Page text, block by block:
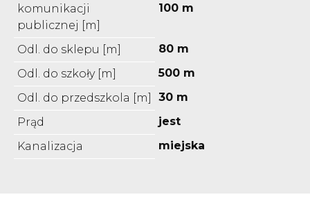
komunikacji
publicznej [m]
100 m
Odl. do sklepu [m]
80 m
Odl. do szkoły [m]
500 m
Odl. do przedszkola [m]
30 m
Prąd
jest
Kanalizacja
miejska